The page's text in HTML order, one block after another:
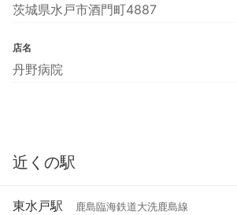
茨城県水戸市酒門町4887
店名
丹野病院
近くの駅
東水戸駅 鹿島臨海鉄道大洗鹿島線